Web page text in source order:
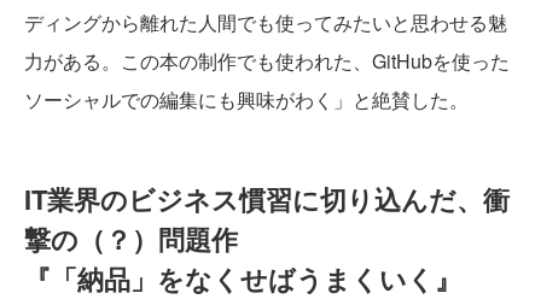
ディングから離れた人間でも使ってみたいと思わせる魅
力がある。この本の制作でも使われた、GitHubを使った
ソーシャルでの編集にも興味がわく」と絶賛した。
IT業界のビジネス慣習に切り込んだ、衝
撃の（？）問題作
『「納品」をなくせばうまくいく』